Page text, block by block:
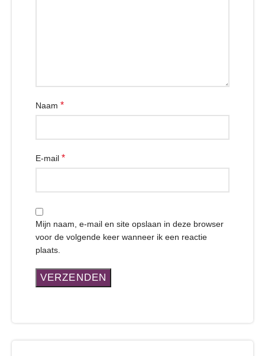
Naam *
E-mail *
Mijn naam, e-mail en site opslaan in deze browser
voor de volgende keer wanneer ik een reactie
plaats.